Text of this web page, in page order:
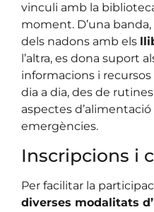
vinculi amb la
moment. D’una
dels nadons amb els
l’altra, es dona suport
informacions i
dia a dia, des de
aspectes
emergències.
Inscripcions i
Per facilitar la
diverses modalitats